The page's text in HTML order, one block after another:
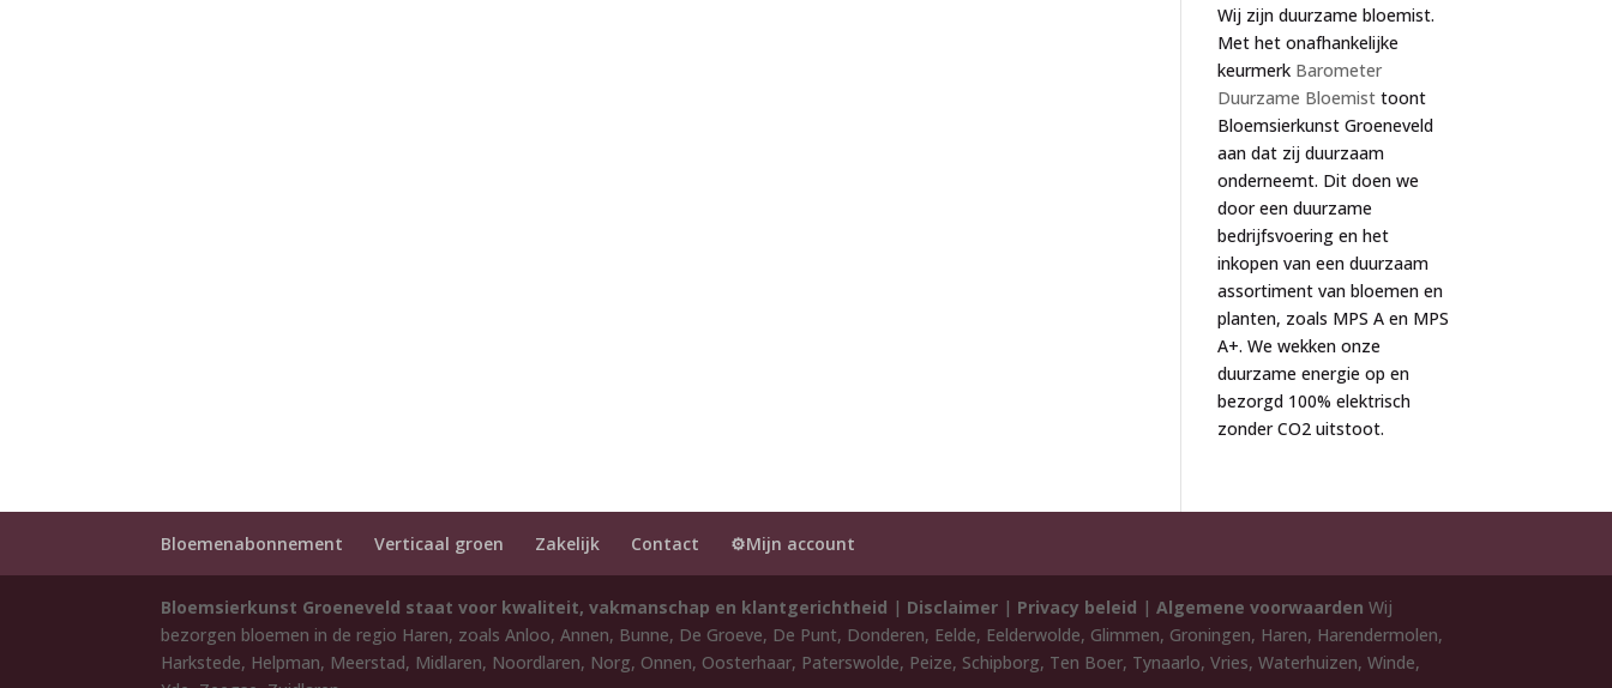
Wij zijn duurzame bloemist.
Met het onafhankelijke
keurmerk Barometer
Duurzame Bloemist toont
Bloemsierkunst Groeneveld
aan dat zij duurzaam
onderneemt. Dit doen we
door een duurzame
bedrijfsvoering en het
inkopen van een duurzaam
assortiment van bloemen en
planten, zoals MPS A en MPS
A+. We wekken onze
duurzame energie op en
bezorgd 100% elektrisch
zonder CO2 uitstoot.
Bloemenabonnement Verticaal groen Zakelijk Contact ⚙️Mijn account
Bloemsierkunst Groeneveld staat voor kwaliteit, vakmanschap en klantgerichtheid | Disclaimer | Privacy beleid |Algemene voorwaarden Wij
bezorgen bloemen in de regio Haren, zoals Anloo, Annen, Bunne, De Groeve, De Punt, Donderen, Eelde, Eelderwolde, Glimmen, Groningen, Haren, Harendermolen,
Harkstede, Helpman, Meerstad, Midlaren, Noordlaren, Norg, Onnen, Oosterhaar, Paterswolde, Peize, Schipborg, Ten Boer, Tynaarlo, Vries, Waterhuizen, Winde,